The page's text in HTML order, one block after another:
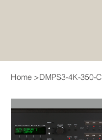
Home >DMPS3-4K-350-C